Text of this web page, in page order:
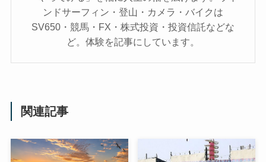
ンドサーフィン・登山・カメラ・バイクは
SV650・競馬・FX・株式投資・投資信託などな
ど。体験を記事にしています。
関連記事